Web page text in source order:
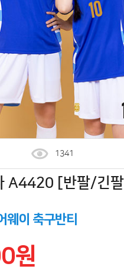
1341
A4420 [반팔/긴
웨이 축구반티
원